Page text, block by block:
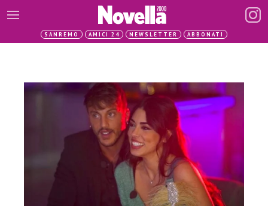
SANREMO AMICI 24 NEWSLETTER ABBONATI